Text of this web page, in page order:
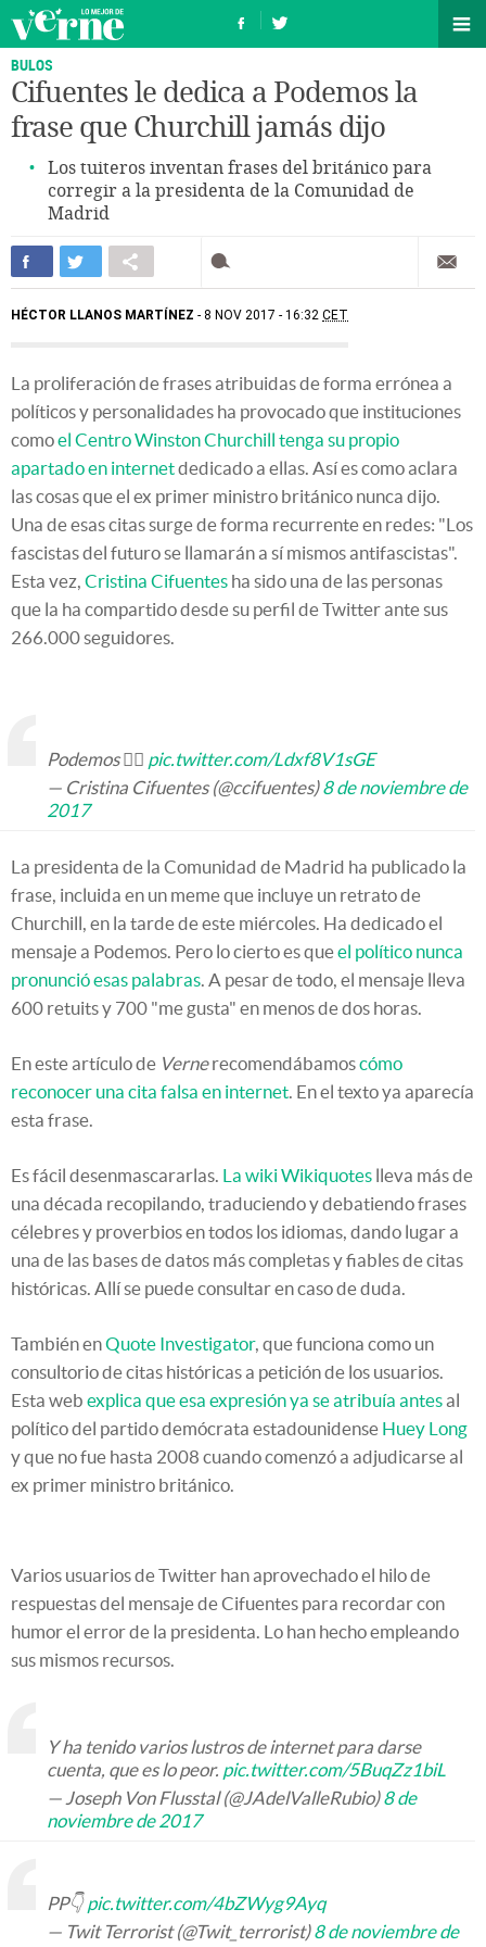
BULOS
Cifuentes le dedica a Podemos la
frase que Churchill jamás dijo
Los tuiteros inventan frases del británico para
corregir a la presidenta de la Comunidad de
Madrid
HÉCTOR LLANOS MARTÍNEZ 8 NOV 2017 - 16:32 CET
La proliferación de frases atribuidas de forma errónea a
políticos y personalidades ha provocado que instituciones
comoel Centro Winston Churchill tenga su propio
apartado en internetdedicado a ellas. Así es como aclara
las cosas que el ex primer ministro británico nunca dijo.
Una de esas citas surge de forma recurrente en redes: "Los
fascistas del futuro se llamarán a sí mismos antifascistas".
Esta vez, Cristina Cifuentes ha sido una de las personas
que la ha compartido desde su perfil de Twitter ante sus
266.000 seguidores.
Podemos 👇🏼 pic.twitter.com/Ldxf8V1sGE
— Cristina Cifuentes (@ccifuentes)8 de noviembre de
2017
La presidenta de la Comunidad de Madrid ha publicado la
frase, incluida en un meme que incluye un retrato de
Churchill, en la tarde de este miércoles. Ha dedicado el
mensaje a Podemos. Pero lo cierto es queel político nunca
pronunció esas palabras. A pesar de todo, el mensaje lleva
600 retuits y 700 "me gusta" en menos de dos horas.
En este artículo de Vernerecomendábamoscómo
reconocer una cita falsa en internet. En el texto ya aparecía
esta frase.
Es fácil desenmascararlas. La wiki Wikiquotes lleva más de
una década recopilando, traduciendo y debatiendo frases
célebres y proverbios en todos los idiomas, dando lugar a
una de las bases de datos más completas y fiables de citas
históricas. Allí se puede consultar en caso de duda.
También enQuote Investigator, que funciona como un
consultorio de citas históricas a petición de los usuarios.
Esta web explica que esa expresión ya se atribuía antesal
político del partido demócrata estadounidense Huey Long
y que no fue hasta 2008 cuando comenzó a adjudicarse al
ex primer ministro británico.
Varios usuarios de Twitter han aprovechado el hilo de
respuestas del mensaje de Cifuentes para recordar con
humor el error de la presidenta. Lo han hecho empleando
sus mismos recursos.
Y ha tenido varios lustros de internet para darse
cuenta, que es lo peor. pic.twitter.com/5BuqZz1biL
— Joseph Von Flusstal (@JAdelValleRubio)8 de
noviembre de 2017
PP👇pic.twitter.com/4bZWyg9Ayq
— Twit Terrorist (@Twit_terrorist)8 de noviembre de